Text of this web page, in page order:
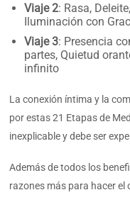
Viaje 2: Rasa,
Iluminación con
Viaje 3: Presencia
partes, Quietud
infinito
La conexión íntima y la
por estas 21 Etapas de
inexplicable y debe ser
Además de todos los
razones más para hacer el